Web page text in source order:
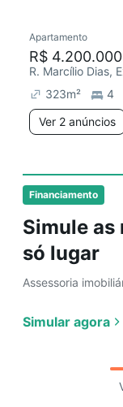
Financiamento
Simule as
só lugar
Assessoria
Simular agora
Redecorar
Apartamento
R$ 4.200.000
R. Marcílio Dias,
323m² 4
Ver 2 anúncios